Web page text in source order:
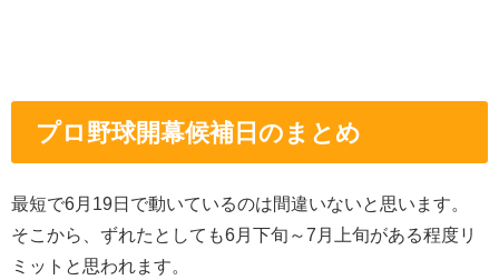
プロ野球開幕候補日のまとめ
最短で6月19日で動いているのは間違いないと思います。
そこから、ずれたとしても6月下旬～7月上旬がある程度リ
ミットと思われます。